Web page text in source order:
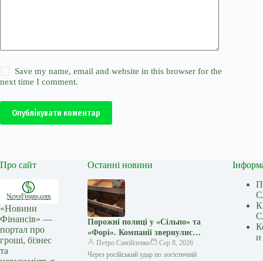
Save my name, email and website in this browser for the
next time I comment.
Опублікувати коментар
Про сайт
«Новини
Фінансів» —
портал про
гроші, бізнес
та
Останні новини
Порожні полиці у «Сільпо» та
«Форі». Компанії звернулися
до українців
Петро Самійленко
Сер 8, 2026
Через російський удар по логістичній
и